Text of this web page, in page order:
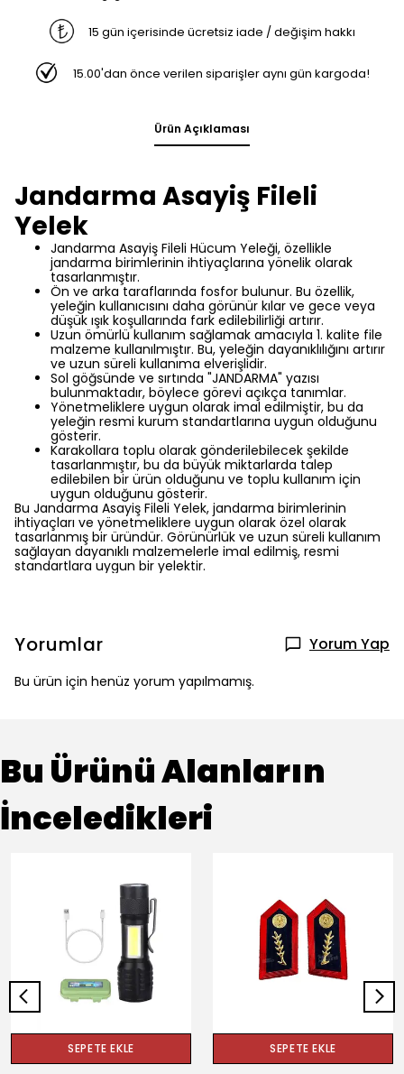
15 gün içerisinde ücretsiz iade / değişim hakkı
15.00'dan önce verilen siparişler aynı gün kargoda!
Ürün Açıklaması
Jandarma Asayiş Fileli
Yelek
Jandarma Asayiş Fileli Hücum Yeleği, özellikle
jandarma birimlerinin ihtiyaçlarına yönelik olarak
tasarlanmıştır.
Ön ve arka taraflarında fosfor bulunur. Bu özellik,
yeleğin kullanıcısını daha görünür kılar ve gece veya
düşük ışık koşullarında fark edilebilirliği artırır.
Uzun ömürlü kullanım sağlamak amacıyla 1. kalite file
malzeme kullanılmıştır. Bu, yeleğin dayanıklılığını artırır
ve uzun süreli kullanıma elverişlidir.
Sol göğsünde ve sırtında "JANDARMA" yazısı
bulunmaktadır, böylece görevi açıkça tanımlar.
Yönetmeliklere uygun olarak imal edilmiştir, bu da
yeleğin resmi kurum standartlarına uygun olduğunu
gösterir.
Karakollara toplu olarak gönderilebilecek şekilde
tasarlanmıştır, bu da büyük miktarlarda talep
edilebilen bir ürün olduğunu ve toplu kullanım için
uygun olduğunu gösterir.
Bu Jandarma Asayiş Fileli Yelek, jandarma birimlerinin
ihtiyaçları ve yönetmeliklere uygun olarak özel olarak
tasarlanmış bir üründür. Görünürlük ve uzun süreli kullanım
sağlayan dayanıklı malzemelerle imal edilmiş, resmi
standartlara uygun bir yelektir.
Yorumlar Yorum Yap
Bu ürün için henüz yorum yapılmamış.
Bu Ürünü Alanların
İnceledikleri
SEPETE EKLE SEPETE EKLE